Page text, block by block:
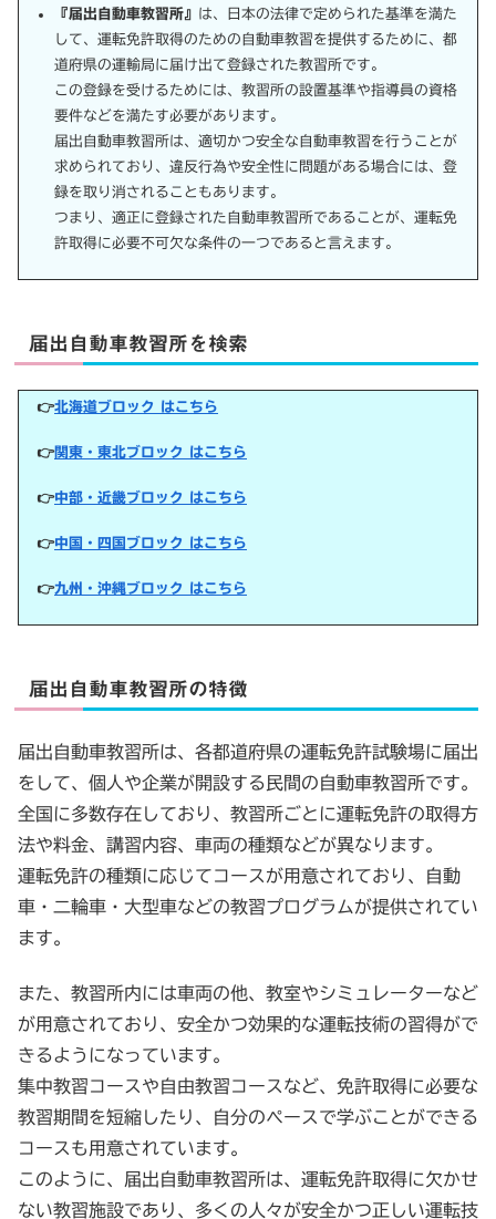
『届出自動車教習所』 は、日本の法律で定められた基準を満た
して、運転免許取得のための自動車教習を提供するために、都
道府県の運輸局に届け出て登録された教習所です。
この登録を受けるためには、教習所の設置基準や指導員の資格
要件などを満たす必要があります。
届出自動車教習所は、適切かつ安全な自動車教習を行うことが
求められており、違反行為や安全性に問題がある場合には、登
録を取り消されることもあります。
つまり、適正に登録された自動車教習所であることが、運転免
許取得に必要不可欠な条件の一つであると言えます。
届出自動車教習所を検索
👉北海道ブロック はこちら
👉関東・東北ブロック はこちら
👉中部・近畿ブロック はこちら
👉中国・四国ブロック はこちら
👉九州・沖縄ブロック はこちら
届出自動車教習所の特徴
届出自動車教習所は、各都道府県の運転免許試験場に届出
をして、個人や企業が開設する民間の自動車教習所です。
全国に多数存在しており、教習所ごとに運転免許の取得方
法や料金、講習内容、車両の種類などが異なります。
運転免許の種類に応じてコースが用意されており、自動
車・二輪車・大型車などの教習プログラムが提供されてい
ます。
また、教習所内には車両の他、教室やシミュレーターなど
が用意されており、安全かつ効果的な運転技術の習得がで
きるようになっています。
集中教習コースや自由教習コースなど、免許取得に必要な
教習期間を短縮したり、自分のペースで学ぶことができる
コースも用意されています。
このように、届出自動車教習所は、運転免許取得に欠かせ
ない教習施設であり、多くの人々が安全かつ正しい運転技